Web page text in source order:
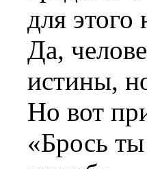
для
Да,
истины,
Но вот
«Брось